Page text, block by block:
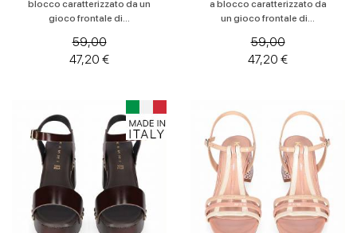
blocco caratterizzato da un
gioco frontale di...
59,00
47,20 €
a blocco caratterizzato da
un gioco frontale di...
59,00
47,20 €
Scarpe
stringate
Scarpe
Sneakers
Stivaletti